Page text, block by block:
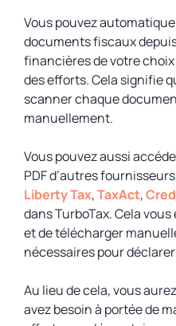
Vous pouvez
documents fiscaux
financières de votre
des efforts. Cela signifie
scanner chaque
manuellement.
Vous pouvez aussi
PDF d’autres
Liberty Tax,TaxAct,
dans TurboTax. Cela
et de télécharger
nécessaires pour
Au lieu de cela, vous
avez besoin à portée de